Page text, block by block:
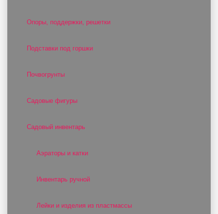
Опоры, поддержки, решетки
Подставки под горшки
Почвогрунты
Садовые фигуры
Садовый инвентарь
Аэраторы и катки
Инвентарь ручной
Лейки и изделия из пластмассы